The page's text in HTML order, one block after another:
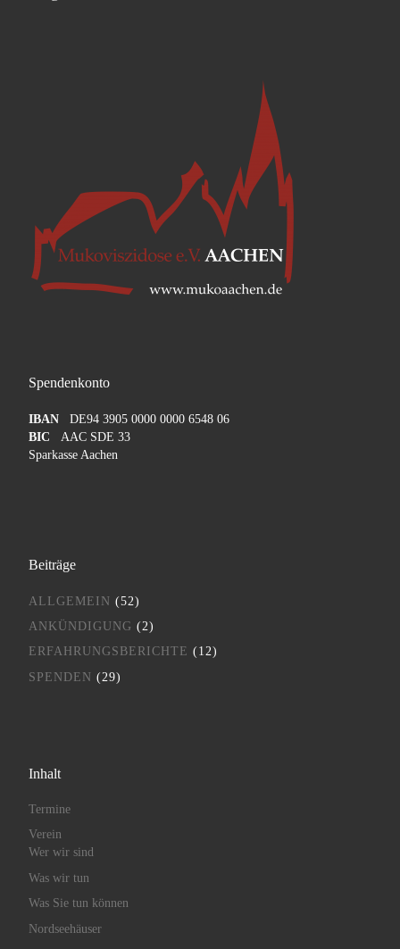
Spendenkonto
IBANDE94 3905 0000 0000 6548 06
BIC AAC SDE 33
Sparkasse Aachen
Beiträge
ALLGEMEIN (52)
ANKÜNDIGUNG (2)
ERFAHRUNGSBERICHTE (12)
SPENDEN (29)
Inhalt
Termine
Verein
Wer wir sind
Was wir tun
Was Sie tun können
Nordseehäuser